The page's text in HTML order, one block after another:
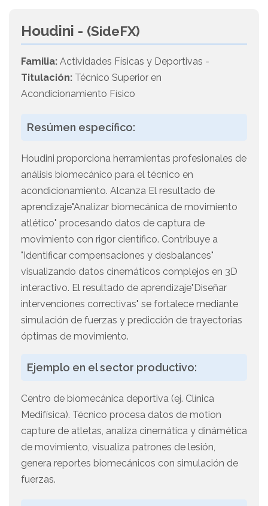
Houdini - (SideFX)
Familia: Actividades Físicas y Deportivas -
Titulación: Técnico Superior en
Acondicionamiento Físico
Resúmen específico:
Houdini proporciona herramientas profesionales de
análisis biomecánico para el técnico en
acondicionamiento. Alcanza El resultado de
aprendizaje"Analizar biomecánica de movimiento
atlético" procesando datos de captura de
movimiento con rigor científico. Contribuye a
"Identificar compensaciones y desbalances"
visualizando datos cinemáticos complejos en 3D
interactivo. El resultado de aprendizaje"Diseñar
intervenciones correctivas" se fortalece mediante
simulación de fuerzas y predicción de trayectorias
óptimas de movimiento.
Ejemplo en el sector productivo:
Centro de biomecánica deportiva (ej. Clínica
Medifísica). Técnico procesa datos de motion
capture de atletas, analiza cinemática y dinámética
de movimiento, visualiza patrones de lesión,
genera reportes biomecánicos con simulación de
fuerzas.